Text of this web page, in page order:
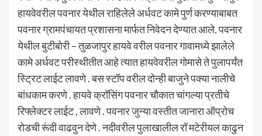
हायवेवरील पवनार येथील राहिलेले अर्धवट कामे पुर्ण करण्याबाबत
पवनार ग्रामपंचायत प्रशासना मार्फत निवेदन देण्यात आले. पवनार
येथील बुटीबोरी – तुळजापुर हायवे वरील पवनार गावामध्ये झालेले
कामे अर्धवट परीस्थीतीत आहे त्यात हायवेवरील गोमासे ते पुलापर्यंत
स्ट्रिट लाईट लावणे . बस स्टॉप वरील दोन्ही बाजुने पक्या नालीचे
बांधकाम करणे . हायवे क्रॉसिंग पवनार चौकात चांगल्या प्रतीचे
रिफ्लेक्टर लाईट , लावणे . पवनार जुन्या वस्तीत जानारा ऑप्रोच
रोडची रूंदी वाढवुन देणे . नदीवरील पुलाखालील रॉ मटेरीयल काढुन